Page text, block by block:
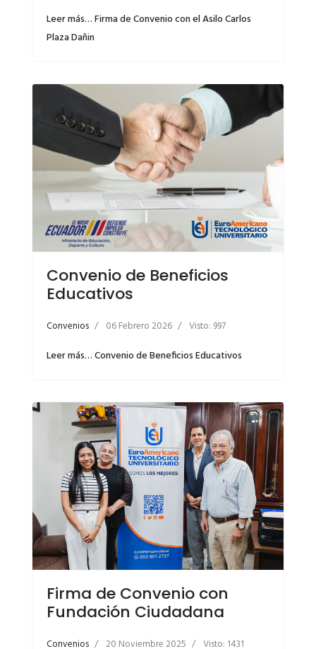
Leer más… Firma de Convenio con el Asilo Carlos
Plaza Dañin
Convenio de Beneficios
Educativos
Convenios 06 Febrero 2026 Visto: 997
Leer más… Convenio de Beneficios Educativos
Firma de Convenio con
Fundación Ciudadana
Convenios 20 Noviembre 2025 Visto: 1431